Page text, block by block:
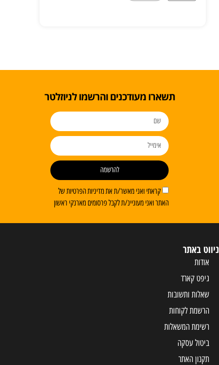
תשארו מעודכנים והרשמו לניוזלטר
קראתי ואני מאשר/ת את מדיניות הפרטיות של
האתר ואני מעוניינ/ת לקבל פרסומים מארנקי ראשון
להרשמה
ניווט באתר
אודות
גיפט קארד
שאלות ותשובות
הרשמת לקוחות
רשימת המשאלות
ביטול עסקה
תקנון האתר